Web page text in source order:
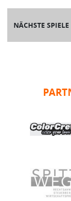
NÄCHSTE SPIELE